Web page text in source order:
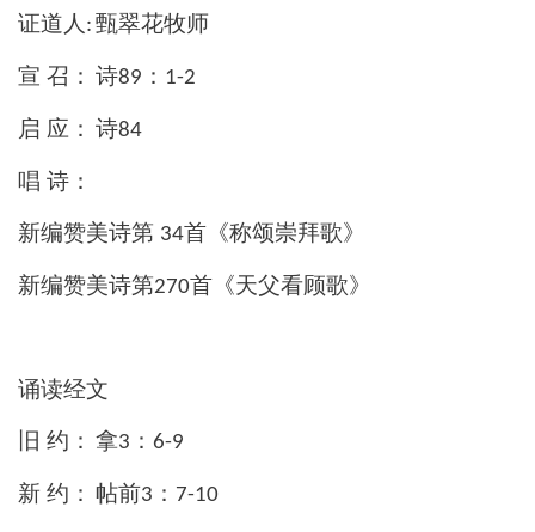
证道人 : 甄翠花牧师
宣 召： 诗89 ： 1-2
启 应： 诗84
唱 诗：
新编赞美诗第 34首《称颂崇拜歌》
新编赞美诗第270首《天父看顾歌》
诵读经文
旧 约： 拿3 ： 6-9
新 约： 帖前3 ： 7-10